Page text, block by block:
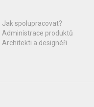
Jak spolupracovat?
Administrace produktů
Architekti a designéři